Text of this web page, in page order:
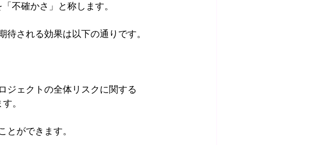
不確かさ」と称します。
される効果は以下の通りです。
ェクトの全体リスクに関する
。
ができます。